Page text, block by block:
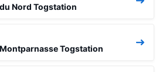
Nord Togstation
Togstation